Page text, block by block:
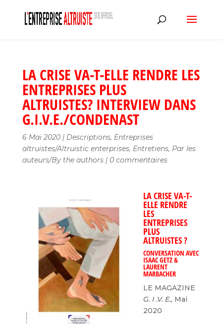
LA CRISE VA-T-ELLE RENDRE LES
ENTREPRISES PLUS
ALTRUISTES? INTERVIEW DANS
G.I.V.E./CONDENAST
6 Mai 2020| Descriptions, Entreprises
altruistes/Altruistic enterprises, Entretiens, Par les
auteurs/By the authors| 0 commentaires
LA CRISE VA-T-
ELLE RENDRE
LES
ENTREPRISES
PLUS
ALTRUISTES ?
CONVERSATION AVEC
ISAAC GETZ &
LAURENT
MARBACHER
LE MAGAZINE
G. I .V. E., Mai
2020